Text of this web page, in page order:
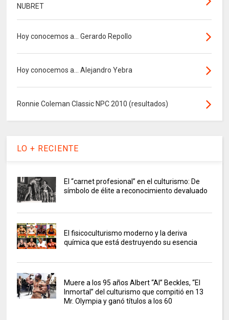
NUBRET
Hoy conocemos a... Gerardo Repollo
Hoy conocemos a... Alejandro Yebra
Ronnie Coleman Classic NPC 2010 (resultados)
LO + RECIENTE
El “carnet profesional” en el culturismo: De
símbolo de élite a reconocimiento devaluado
El fisicoculturismo moderno y la deriva
química que está destruyendo su esencia
Muere a los 95 años Albert “Al” Beckles, “El
Inmortal” del culturismo que compitió en 13
Mr. Olympia y ganó títulos a los 60